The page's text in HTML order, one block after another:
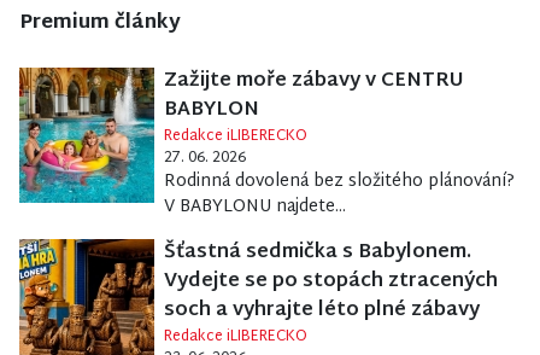
Premium články
Zažijte moře zábavy v CENTRU
BABYLON
Redakce iLIBERECKO
27. 06. 2026
Rodinná dovolená bez složitého plánování?
V BABYLONU najdete...
Šťastná sedmička s Babylonem.
Vydejte se po stopách ztracených
soch a vyhrajte léto plné zábavy
Redakce iLIBERECKO